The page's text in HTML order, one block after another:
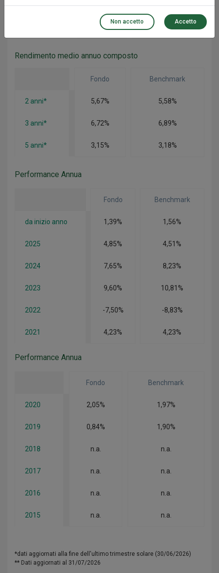
1 anno* 3,48% 3,35%
21,57% 22,14%
Rendimento medio annuo composto
Fondo Benchmark
2 anni* 5,67% 5,58%
3 anni* 6,72% 6,89%
5 anni* 3,15% 3,18%
Performance Annua
Fondo Benchmark
da inizio anno 1,39% 1,56%
2025 4,85% 4,51%
2024 7,65% 8,23%
2023 9,60% 10,81%
2022 -7,50% -8,83%
2021 4,23% 4,23%
Performance Annua
Fondo Benchmark
2020 2,05% 1,97%
2019 0,84% 1,90%
2018 n.a. n.a.
2017 n.a. n.a.
2016 n.a. n.a.
2015 n.a. n.a.
*dati aggiornati alla fine dell'ultimo trimestre solare (30/06/2026)
** Dati aggiornati al 31/07/2026
Non accetto Accetto